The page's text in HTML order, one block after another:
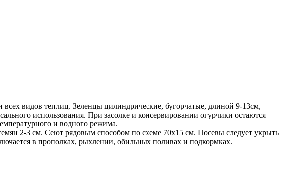
видов теплиц. Зеленцы цилиндрические, бугор­чатые, длиной 9-13см,
использования. При засолке и консервировании огурчики остаются
и водного режима.
2-3 см. Сеют рядовым способом по схеме 70x15 см. Посевы следует укрыть
в прополках, рыхлении, обильных поливах и подкормках.